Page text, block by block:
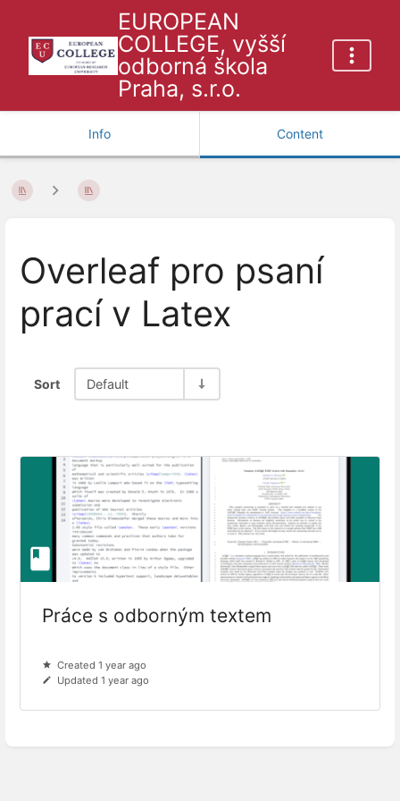
EUROPEAN
COLLEGE, vyšší
odborná škola
Praha, s.r.o.
Info Content
Overleaf pro psaní
prací v Latex
Sort Default
Práce s odborným textem
Created 1 year ago
Updated 1 year ago